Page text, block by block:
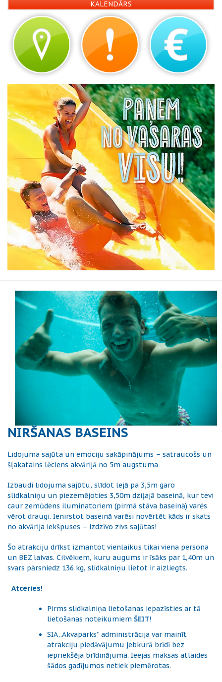
KALENDĀRS
NIRŠANAS BASEINS
Lidojuma sajūta un emociju sakāpinājums – satraucošs un
šļakatains lēciens akvārijā no 5m augstuma
Izbaudi lidojuma sajūtu, slīdot lejā pa 3,5m garo
slidkalniņu un piezemējoties 3,50m dziļajā baseinā, kur tevi
caur zemūdens iluminatoriem (pirmā stāva baseinā) varēs
vērot draugi. Ienirstot baseinā varēsi novērtēt kāds ir skats
no akvārija iekšpuses – izdzīvo zivs sajūtas!
Šo atrakciju drīkst izmantot vienlaikus tikai viena persona
un BEZ laivas. Cilvēkiem, kuru augums ir īsāks par 1,40m un
svars pārsniedz 136 kg, slidkalniņu lietot ir aizliegts.
Atceries!
Pirms slidkalniņa lietošanas iepazīsties ar tā
lietošanas noteikumiem ŠEIT!
SIA „Akvaparks” administrācija var mainīt
atrakciju piedāvājumu jebkurā brīdī bez
iepriekšēja brīdinājuma. Ieejas maksas atlaides
šādos gadījumos netiek piemērotas.